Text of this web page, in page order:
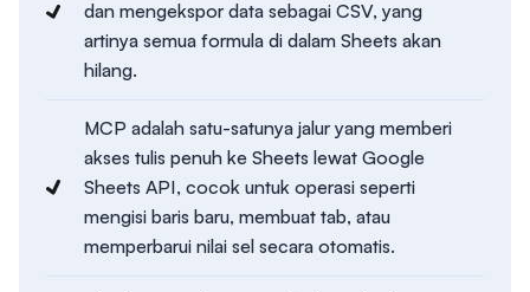
dan mengekspor data sebagai CSV, yang
artinya semua formula di dalam Sheets akan
hilang.
MCP adalah satu-satunya jalur yang memberi
akses tulis penuh ke Sheets lewat Google
Sheets API, cocok untuk operasi seperti
mengisi baris baru, membuat tab, atau
memperbarui nilai sel secara otomatis.